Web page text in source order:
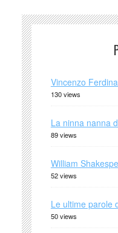
Vincenzo
130 views
La ninna nanna
89 views
William
52 views
Le ultime parole
50 views